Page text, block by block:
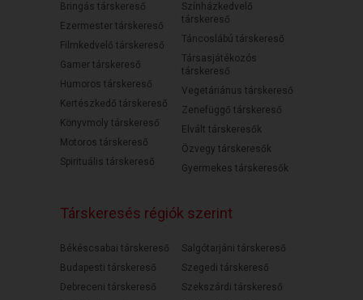
Bringás társkereső
Ezermester társkereső
Filmkedvelő társkereső
Gamer társkereső
Humoros társkereső
Kertészkedő társkereső
Könyvmoly társkereső
Motoros társkereső
Spirituális társkereső
Színházkedvelő
társkereső
Táncoslábú társkereső
Társasjátékozós
társkereső
Vegetáriánus társkereső
Zenefüggő társkereső
Elvált társkeresők
Özvegy társkeresők
Gyermekes társkeresők
Társkeresés régiók szerint
Békéscsabai társkereső
Budapesti társkereső
Debreceni társkereső
Salgótarjáni társkereső
Szegedi társkereső
Szekszárdi társkereső